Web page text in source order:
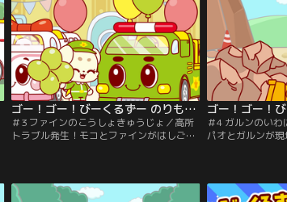
ゴー！ゴー！びーくるずー のりものスター編 第03話
＃3 ファインのこうしょきゅうじょ／高所
トラブル発生！モコとファインがはしご消
＃4 ガルンのい
パオとガルンが